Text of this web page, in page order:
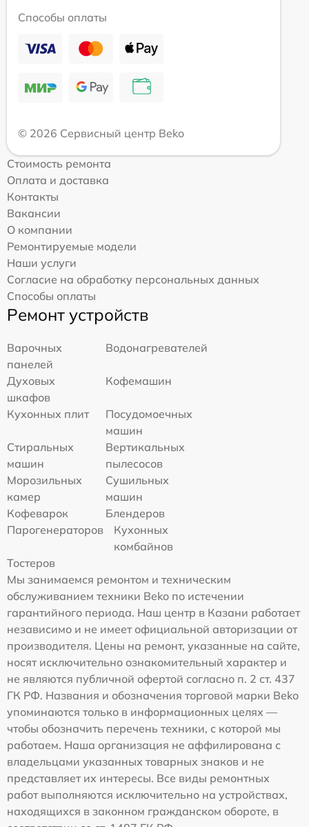
Способы оплаты
© 2026 Сервисный центр Beko
Стоимость ремонта
Оплата и доставка
Контакты
Вакансии
О компании
Ремонтируемые модели
Наши услуги
Согласие на обработку персональных данных
Способы оплаты
Ремонт устройств
Варочных
панелей
Водонагревателей
Духовых
шкафов
Кофемашин
Кухонных плит
Посудомоечных
машин
Стиральных
машин
Вертикальных
пылесосов
Морозильных
камер
Сушильных
машин
Кофеварок
Блендеров
Парогенераторов
Кухонных
комбайнов
Тостеров
Мы занимаемся ремонтом и техническим
обслуживанием техники Beko по истечении
гарантийного периода. Наш центр в Казани работает
независимо и не имеет официальной авторизации от
производителя. Цены на ремонт, указанные на сайте,
носят исключительно ознакомительный характер и
не являются публичной офертой согласно п. 2 ст. 437
ГК РФ. Названия и обозначения торговой марки Beko
упоминаются только в информационных целях —
чтобы обозначить перечень техники, с которой мы
работаем. Наша организация не аффилирована с
владельцами указанных товарных знаков и не
представляет их интересы. Все виды ремонтных
работ выполняются исключительно на устройствах,
находящихся в законном гражданском обороте, в